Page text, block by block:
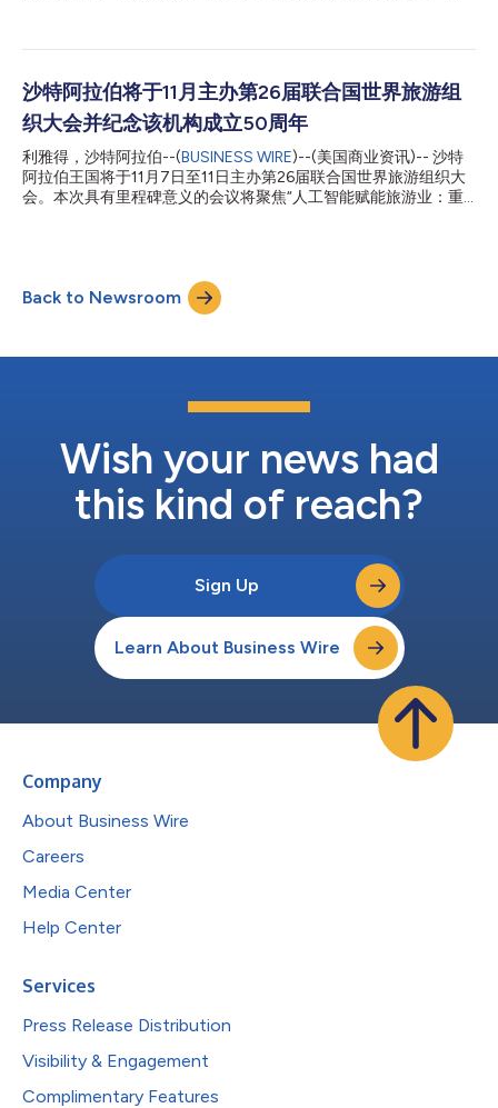
进《2030年可持续发展议程》中发挥关键作用，重点强调可持续
言》是一份共同的路线图，将以可持续性、包容性和AI驱动的创新
为核心，引领旅游业未来半个世纪的发展。宣言强调加强国际合
作、提升行业韧性和赋能当地社区，确立了明确的愿景，即确保旅
游业继续成为全球经济增长、文化理解和环境治理的重要力量。
沙特阿拉伯旅游大臣Ahmed Al Khateeb阁下表示：“从利雅得出
发，我们将从宣言走向实践。在此签署的协议和即将启动的平台将
动员投资、提升人才技能、推动中小企业数字化，并保护文化与自
沙特阿拉伯将于11月主办第26届联合国世界旅游组
织大会并纪念该机构成立50周年
利雅得，沙特阿拉伯--(BUSINESS WIRE)--(美国商业资讯)-- 沙特
阿拉伯王国将于11月7日至11日主办第26届联合国世界旅游组织大
会。本次具有里程碑意义的会议将聚焦“人工智能赋能旅游业：重
更可持续的未来，并塑造未来五十年的全球旅游新格局。 沙特阿
拉伯旅游部部长Ahmed Al Khateeb阁下向全球发出邀请，欢迎各
国代表齐聚利雅得共襄盛举，见证全球旅游外交的重要里程碑，并
个日益重要的领域乃至更广范围内重新定义全球行动。” 作为首个
仅彰显本届会议的重要意义，更凸显国际社会对沙特阿拉伯作为东
道主和全球旅游对话可信平台的认可。我们东道主的使命在于凝聚
推动可持续发展目标的实现。” Al Khateeb阁下进一步强调，“沙...
Back to Newsroom
Wish your news had
this kind of reach?
Sign Up
Learn About Business Wire
Company
About Business Wire
Careers
Media Center
Help Center
Services
Press Release Distribution
Visibility & Engagement
Complimentary Features